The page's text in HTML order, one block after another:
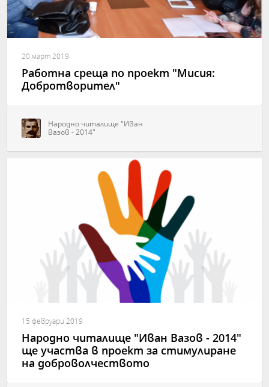
20 март 2019
Работна среща по проект "Мисия:
Добротворител"
Народно читалище "Иван
Вазов - 2014"
15 февруари 2019
Народно читалище "Иван Вазов - 2014"
ще участва в проект за стимулиране
на доброволчеството